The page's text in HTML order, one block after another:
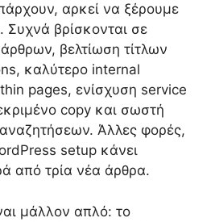
αρκεί να ξέρουμε
Συχνά βρίσκονται σε
βελτίωση τίτλων
καλύτερο internal
pages, ενίσχυση service
copy και σωστή
Άλλες φορές,
setup κάνει
από τρία νέα άρθρα.
μάλλον απλό: το